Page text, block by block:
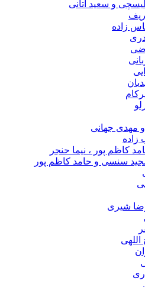
و سعید آتانی
زاده
مهدی جهانی
زاده
کاظم پور ، نیما حنجر
سنسی و حامد کاظم پور
شیری